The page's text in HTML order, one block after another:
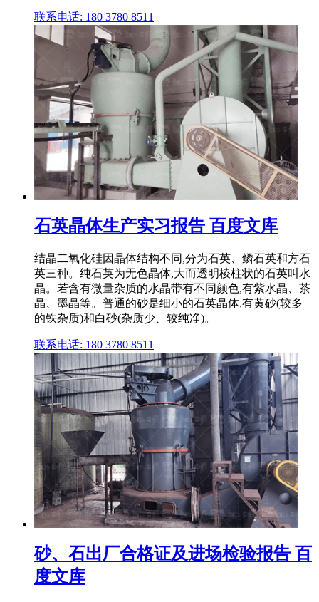
联系电话: 180 3780 8511
石英晶体生产实习报告 百度文库
结晶二氧化硅因晶体结构不同,分为石英、鳞石英和方石
英三种。纯石英为无色晶体,大而透明棱柱状的石英叫水
晶。若含有微量杂质的水晶带有不同颜色,有紫水晶、茶
晶、墨晶等。普通的砂是细小的石英晶体,有黄砂(较多
的铁杂质)和白砂(杂质少、较纯净)。
联系电话: 180 3780 8511
砂、石出厂合格证及进场检验报告 百
度文库